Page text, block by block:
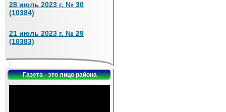
28 июль 2023 г. № 30
(10384)
21 июль 2023 г. № 29
(10383)
Газета - это лицо района